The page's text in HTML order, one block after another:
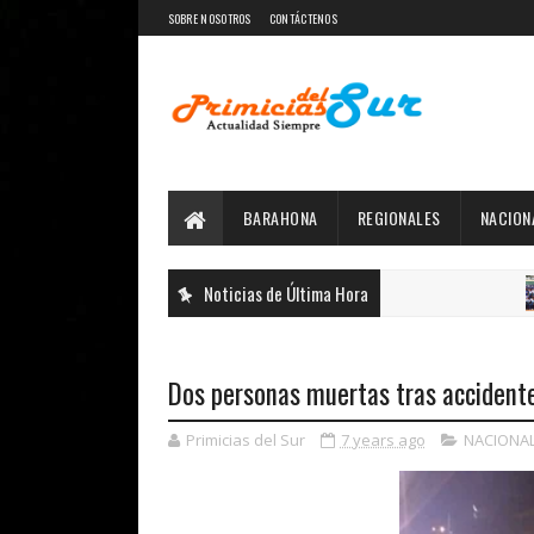
SOBRE NOSOTROS CONTÁCTENOS
BARAHONA REGIONALES
Noticias de Última Hora
Dos personas muertas tras
Primicias del Sur 7 years ago